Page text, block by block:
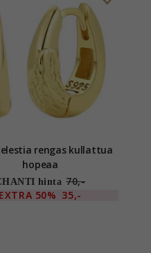
rengas kullattua
hopeaa
hinta 70,-
EXTRA 50% 35,-